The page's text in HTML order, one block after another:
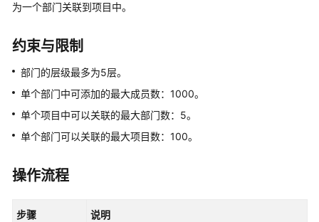
计
说
明
速
入
门
用
户
南
为一个部门关联到项目中。
约束与限制
部门的层级最多为5层。
单个部门中可添加的最大成员数：1000。
单个项目中可以关联的最大部门数：5。
单个部门可以关联的最大项目数：100。
操作流程
步骤 说明